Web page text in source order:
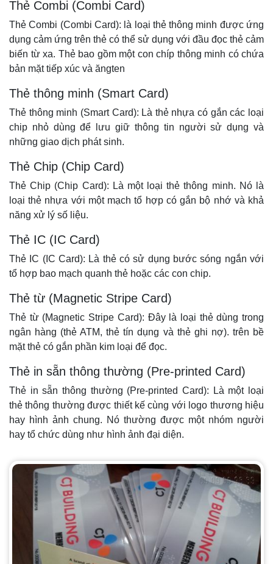
Thẻ Combi (Combi Card)
Thẻ Combi (Combi Card): là loại thẻ thông minh được ứng
dụng cảm ứng trên thẻ có thể sử dụng với đầu đọc thẻ cảm
biến từ xa. Thẻ bao gồm một con chíp thông minh có chứa
bản mặt tiếp xúc và ăngten
Thẻ thông minh (Smart Card)
Thẻ thông minh (Smart Card): Là thẻ nhựa có gắn các loại
chip nhỏ dùng để lưu giữ thông tin người sử dụng và
những giao dịch phát sinh.
Thẻ Chip (Chip Card)
Thẻ Chip (Chip Card): Là một loại thẻ thông minh. Nó là
loại thẻ nhựa với một mạch tổ hợp có gắn bộ nhớ và khả
năng xử lý số liệu.
Thẻ IC (IC Card)
Thẻ IC (IC Card): Là thẻ có sử dụng bước sóng ngắn với
tổ hợp bao mạch quanh thẻ hoặc các con chip.
Thẻ từ (Magnetic Stripe Card)
Thẻ từ (Magnetic Stripe Card): Đây là loại thẻ dùng trong
ngân hàng (thẻ ATM, thẻ tín dụng và thẻ ghi nợ). trên bề
mặt thẻ có gắn phần kim loại để đọc.
Thẻ in sẵn thông thường (Pre-printed Card)
Thẻ in sẵn thông thường (Pre-printed Card): Là một loại
thẻ thông thường được thiết kế cùng với logo thương hiệu
hay hình ảnh chung. Nó thường được một nhóm người
hay tổ chức dùng như hình ảnh đại diện.